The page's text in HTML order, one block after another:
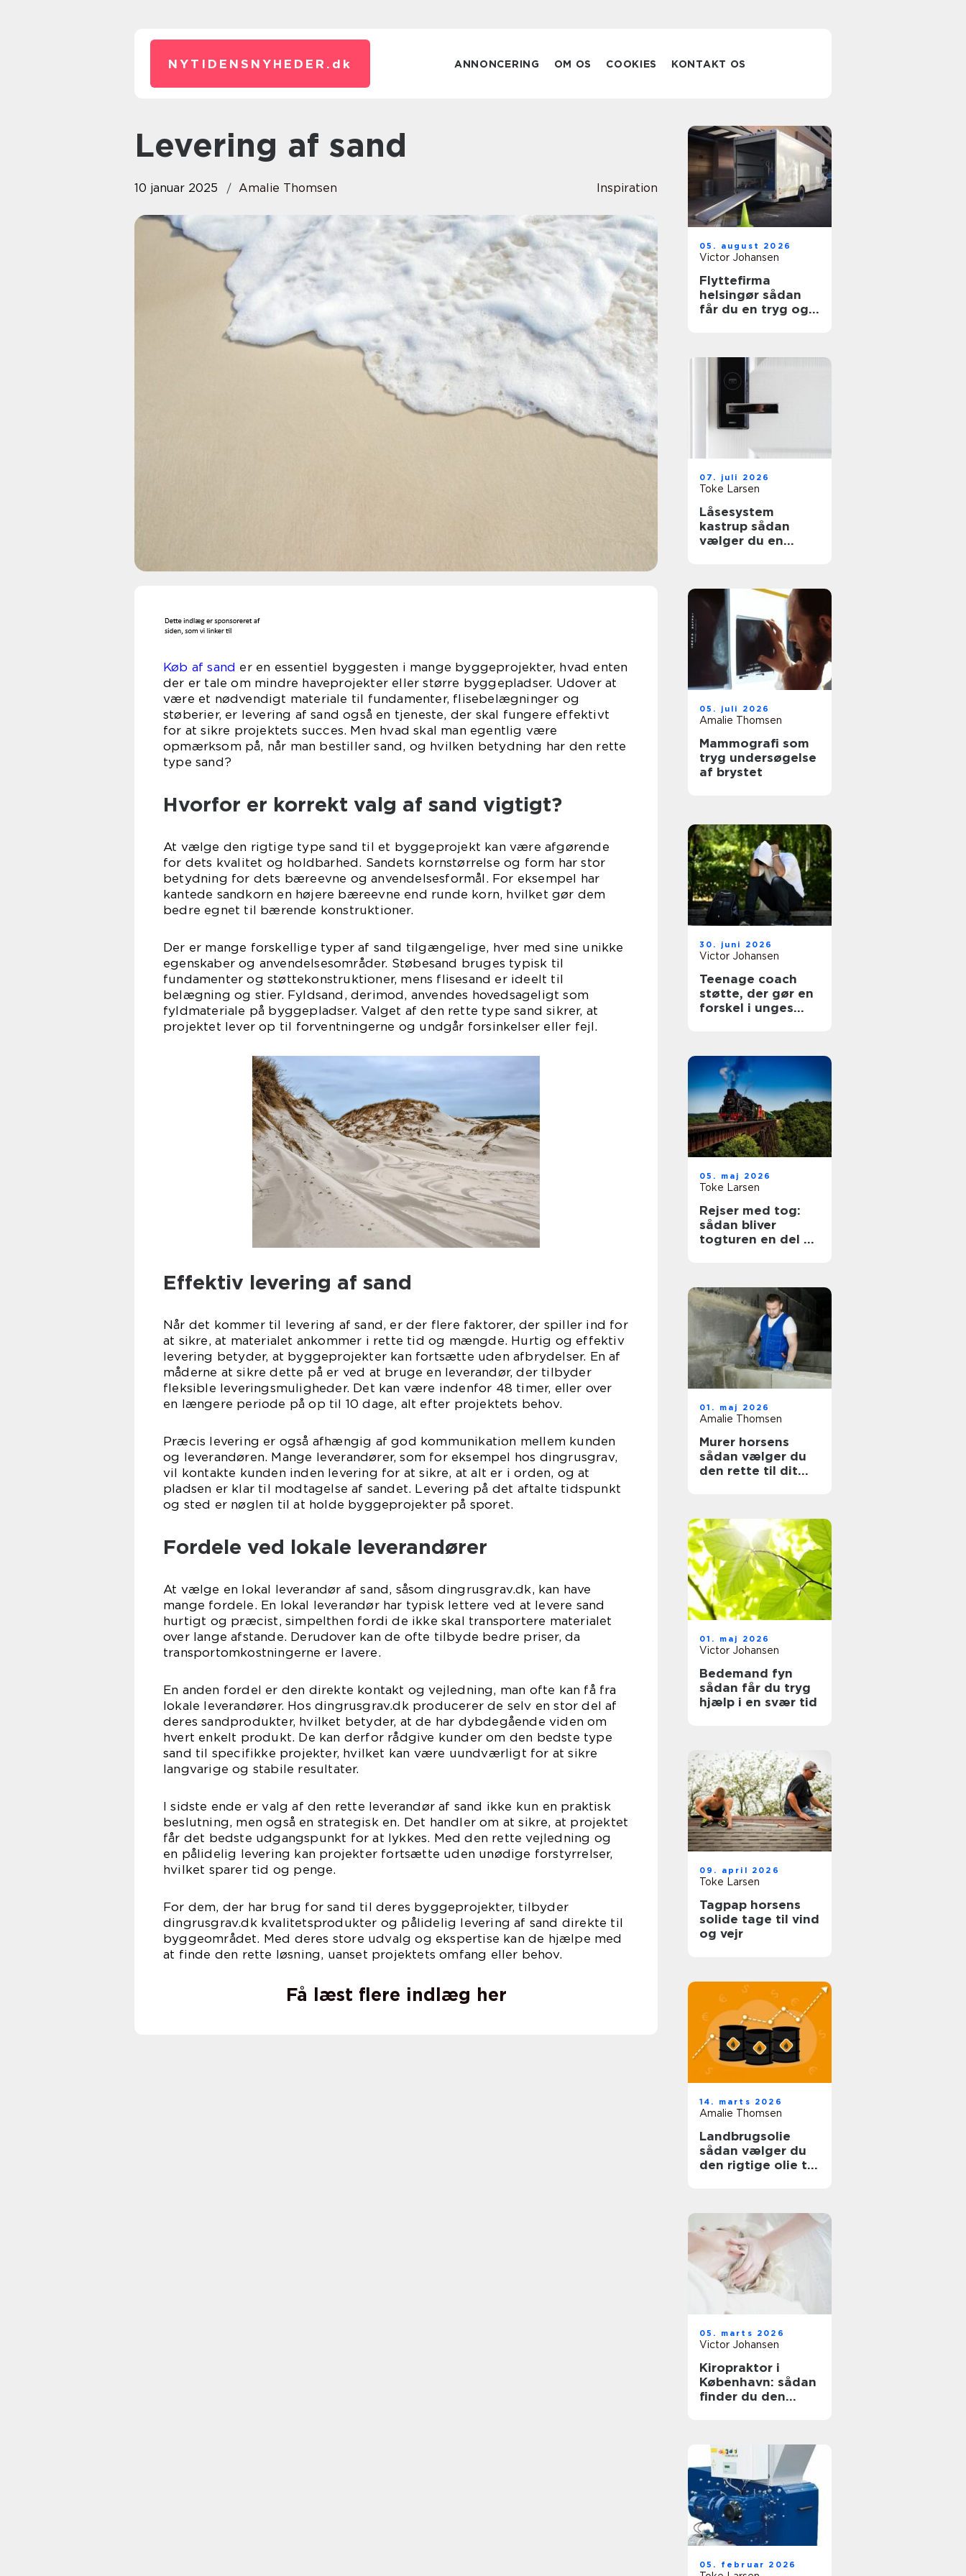
NYTIDENSNYHEDER. dk ANNONCERING OM OS COOKIES KONTAKT OS
Levering af sand
10 januar 2025 Amalie Thomsen Inspiration
Køb af sand er en essentiel byggesten i mange byggeprojekter, hvad enten
der er tale om mindre haveprojekter eller større byggepladser. Udover at
være et nødvendigt materiale til fundamenter, flisebelægninger og
støberier, er levering af sand også en tjeneste, der skal fungere effektivt
for at sikre projektets succes. Men hvad skal man egentlig være
opmærksom på, når man bestiller sand, og hvilken betydning har den rette
type sand?
Hvorfor er korrekt valg af sand vigtigt?
At vælge den rigtige type sand til et byggeprojekt kan være afgørende
for dets kvalitet og holdbarhed. Sandets kornstørrelse og form har stor
betydning for dets bæreevne og anvendelsesformål. For eksempel har
kantede sandkorn en højere bæreevne end runde korn, hvilket gør dem
bedre egnet til bærende konstruktioner.
Der er mange forskellige typer af sand tilgængelige, hver med sine unikke
egenskaber og anvendelsesområder. Støbesand bruges typisk til
fundamenter og støttekonstruktioner, mens flisesand er ideelt til
belægning og stier. Fyldsand, derimod, anvendes hovedsageligt som
fyldmateriale på byggepladser. Valget af den rette type sand sikrer, at
projektet lever op til forventningerne og undgår forsinkelser eller fejl.
Effektiv levering af sand
Når det kommer til levering af sand, er der flere faktorer, der spiller ind for
at sikre, at materialet ankommer i rette tid og mængde. Hurtig og effektiv
levering betyder, at byggeprojekter kan fortsætte uden afbrydelser. En af
måderne at sikre dette på er ved at bruge en leverandør, der tilbyder
fleksible leveringsmuligheder. Det kan være indenfor 48 timer, eller over
en længere periode på op til 10 dage, alt efter projektets behov.
Præcis levering er også afhængig af god kommunikation mellem kunden
og leverandøren. Mange leverandører, som for eksempel hos dingrusgrav,
vil kontakte kunden inden levering for at sikre, at alt er i orden, og at
pladsen er klar til modtagelse af sandet. Levering på det aftalte tidspunkt
og sted er nøglen til at holde byggeprojekter på sporet.
Fordele ved lokale leverandører
At vælge en lokal leverandør af sand, såsom dingrusgrav.dk, kan have
mange fordele. En lokal leverandør har typisk lettere ved at levere sand
hurtigt og præcist, simpelthen fordi de ikke skal transportere materialet
over lange afstande. Derudover kan de ofte tilbyde bedre priser, da
transportomkostningerne er lavere.
En anden fordel er den direkte kontakt og vejledning, man ofte kan få fra
lokale leverandører. Hos dingrusgrav.dk producerer de selv en stor del af
deres sandprodukter, hvilket betyder, at de har dybdegående viden om
hvert enkelt produkt. De kan derfor rådgive kunder om den bedste type
sand til specifikke projekter, hvilket kan være uundværligt for at sikre
langvarige og stabile resultater.
I sidste ende er valg af den rette leverandør af sand ikke kun en praktisk
beslutning, men også en strategisk en. Det handler om at sikre, at projektet
får det bedste udgangspunkt for at lykkes. Med den rette vejledning og
en pålidelig levering kan projekter fortsætte uden unødige forstyrrelser,
hvilket sparer tid og penge.
For dem, der har brug for sand til deres byggeprojekter, tilbyder
dingrusgrav.dk kvalitetsprodukter og pålidelig levering af sand direkte til
byggeområdet. Med deres store udvalg og ekspertise kan de hjælpe med
at finde den rette løsning, uanset projektets omfang eller behov.
Få læst flere indlæg her
05. august 2026
Victor Johansen
Flyttefirma
helsingør sådan
får du en tryg og
07. juli 2026
Toke Larsen
Låsesystem
kastrup sådan
vælger du en
05. juli 2026
Amalie Thomsen
Mammografi som
tryg undersøgelse
af brystet
30. juni 2026
Victor Johansen
Teenage coach
støtte, der gør en
forskel i unges
05. maj 2026
Toke Larsen
Rejser med tog:
sådan bliver
togturen en del af
01. maj 2026
Amalie Thomsen
Murer horsens
sådan vælger du
den rette til dit
01. maj 2026
Victor Johansen
Bedemand fyn
sådan får du tryg
hjælp i en svær tid
09. april 2026
Toke Larsen
Tagpap horsens
solide tage til vind
og vejr
14. marts 2026
Amalie Thomsen
Landbrugsolie
sådan vælger du
den rigtige olie til
05. marts 2026
Victor Johansen
Kiropraktor i
København: sådan
finder du den
05. februar 2026